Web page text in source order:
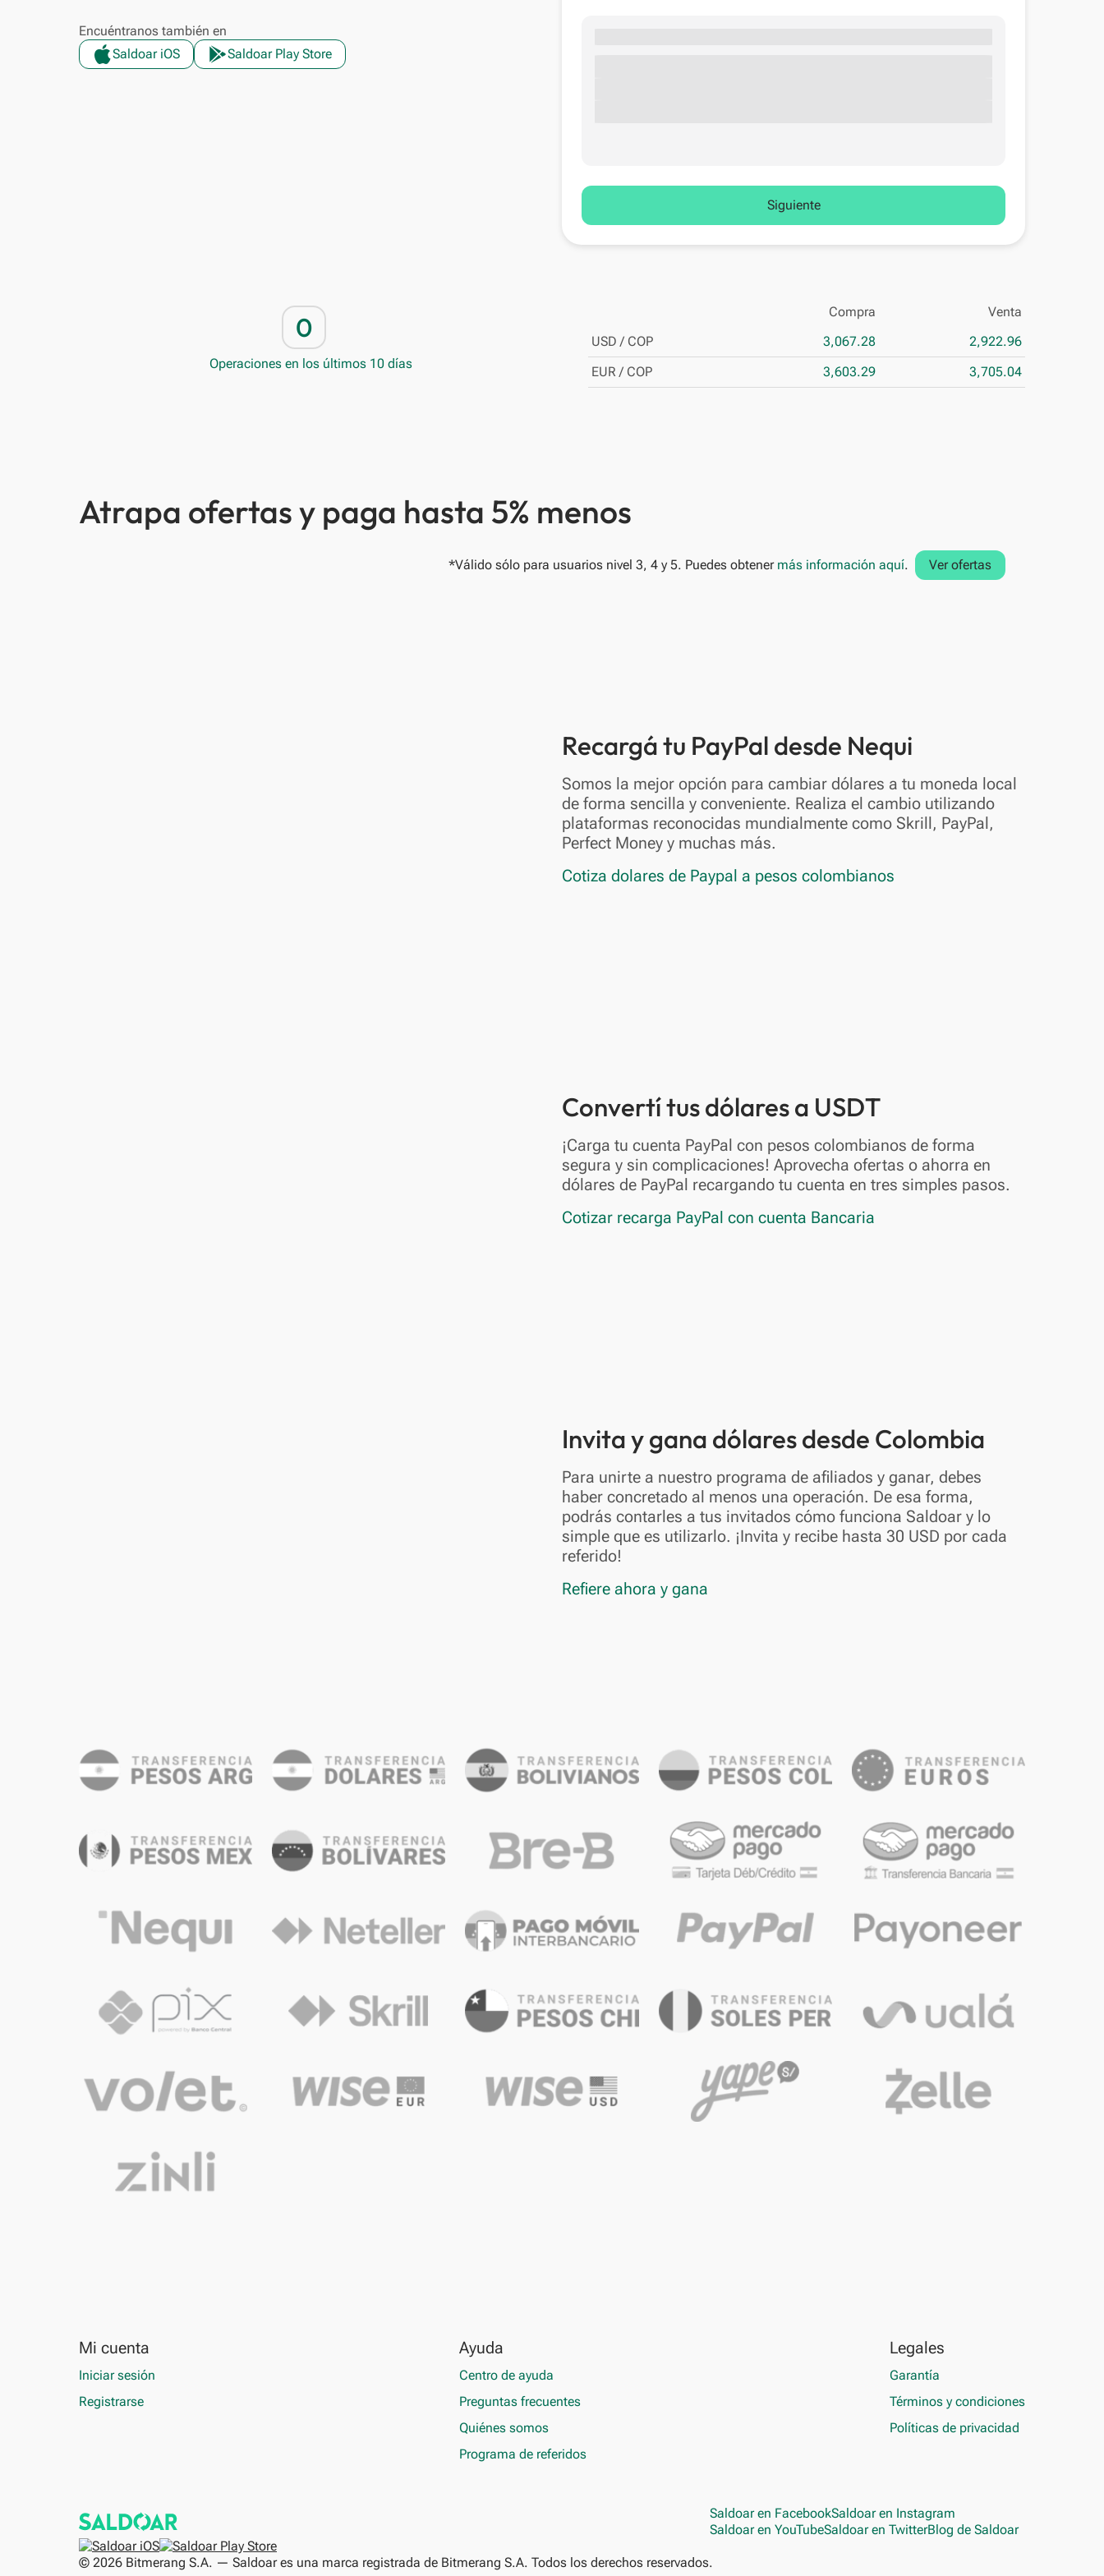
Encuéntranos también en
Saldoar iOS
Saldoar Play Store
Siguiente
0
Operaciones en los últimos 10 días
Compra
Venta
USD / COP
3,067.28
2,922.96
EUR / COP
3,603.29 3,705.04
Atrapa ofertas y paga hasta 5% menos
*Válido sólo para usuarios nivel 3, 4 y 5. Puedes obtener más información aquí. Ver ofertas
Recargá tu PayPal desde Nequi
Somos la mejor opción para cambiar dólares a tu moneda local
de forma sencilla y conveniente. Realiza el cambio utilizando
plataformas reconocidas mundialmente como Skrill, PayPal,
Perfect Money y muchas más.
Cotiza dolares de Paypal a pesos colombianos
Convertí tus dólares a USDT
¡Carga tu cuenta PayPal con pesos colombianos de forma
segura y sin complicaciones! Aprovecha ofertas o ahorra en
dólares de PayPal recargando tu cuenta en tres simples pasos.
Cotizar recarga PayPal con cuenta Bancaria
Invita y gana dólares desde Colombia
Para unirte a nuestro programa de afiliados y ganar, debes
haber concretado al menos una operación. De esa forma,
podrás contarles a tus invitados cómo funciona Saldoar y lo
simple que es utilizarlo. ¡Invita y recibe hasta 30 USD por cada
referido!
Refiere ahora y gana
Mi cuenta
Iniciar sesión
Registrarse
Ayuda
Centro de ayuda
Preguntas frecuentes
Quiénes somos
Programa de referidos
Legales
Garantía
Términos y condiciones
Políticas de privacidad
Saldoar en FacebookSaldoar en Instagram
Saldoar en YouTubeSaldoar en TwitterBlog de Saldoar
© 2026 Bitmerang S.A. — Saldoar es una marca registrada de Bitmerang S.A. Todos los derechos reservados.